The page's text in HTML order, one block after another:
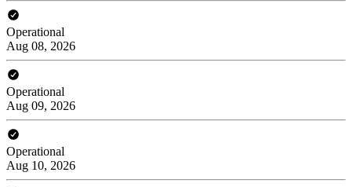
Operational
Aug 08, 2026
Operational
Aug 09, 2026
Operational
Aug 10, 2026